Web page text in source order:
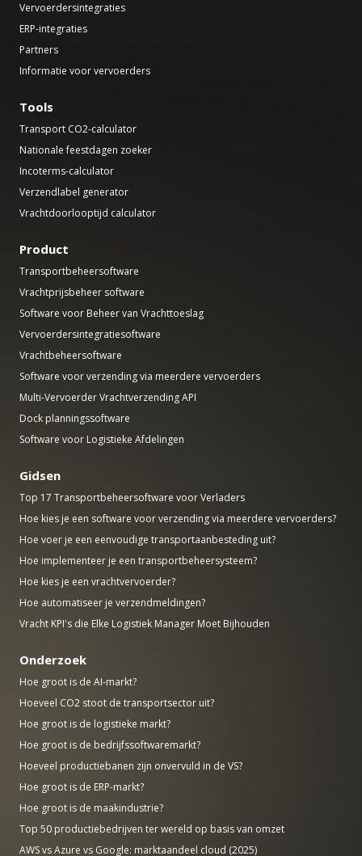
Vervoerdersintegraties
ERP-integraties
Partners
Informatie voor vervoerders
Tools
Transport CO2-calculator
Nationale feestdagen zoeker
Incoterms-calculator
Verzendlabel generator
Vrachtdoorlooptijd calculator
Product
Transportbeheersoftware
Vrachtprijsbeheer software
Software voor Beheer van Vrachttoeslag
Vervoerdersintegratiesoftware
Vrachtbeheersoftware
Software voor verzending via meerdere vervoerders
Multi-Vervoerder Vrachtverzending API
Dock planningssoftware
Software voor Logistieke Afdelingen
Gidsen
Top 17 Transportbeheersoftware voor Verladers
Hoe kies je een software voor verzending via meerdere vervoerders?
Hoe voer je een eenvoudige transportaanbesteding uit?
Hoe implementeer je een transportbeheersysteem?
Hoe kies je een vrachtvervoerder?
Hoe automatiseer je verzendmeldingen?
Vracht KPI's die Elke Logistiek Manager Moet Bijhouden
Onderzoek
Hoe groot is de AI-markt?
Hoeveel CO2 stoot de transportsector uit?
Hoe groot is de logistieke markt?
Hoe groot is de bedrijfssoftwaremarkt?
Hoeveel productiebanen zijn onvervuld in de VS?
Hoe groot is de ERP-markt?
Hoe groot is de maakindustrie?
Top 50 productiebedrijven ter wereld op basis van omzet
AWS vs Azure vs Google: marktaandeel cloud (2025)